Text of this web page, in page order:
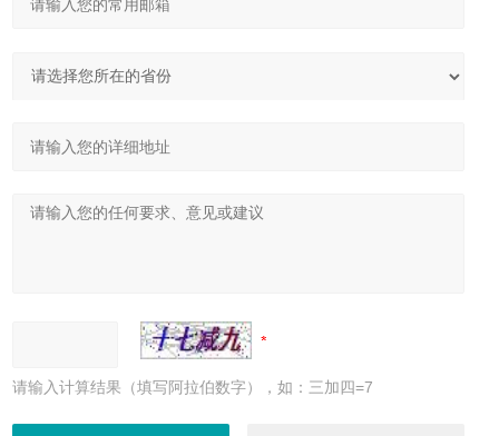
请输入计算结果（填写阿拉伯数字），如：三加四=7